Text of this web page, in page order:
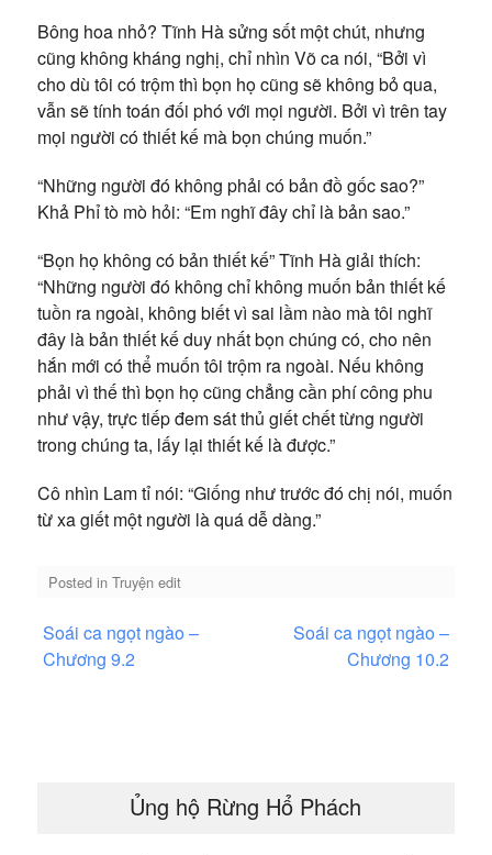
Bông hoa nhỏ? Tĩnh Hà sửng sốt một chút, nhưng
cũng không kháng nghị, chỉ nhìn Võ ca nói, “Bởi vì
cho dù tôi có trộm thì bọn họ cũng sẽ không bỏ qua,
vẫn sẽ tính toán đối phó với mọi người. Bởi vì trên tay
mọi người có thiết kế mà bọn chúng muốn.”
“Những người đó không phải có bản đồ gốc sao?”
Khả Phỉ tò mò hỏi: “Em nghĩ đây chỉ là bản sao.”
“Bọn họ không có bản thiết kế” Tĩnh Hà giải thích:
“Những người đó không chỉ không muốn bản thiết kế
tuồn ra ngoài, không biết vì sai lầm nào mà tôi nghĩ
đây là bản thiết kế duy nhất bọn chúng có, cho nên
hắn mới có thể muốn tôi trộm ra ngoài. Nếu không
phải vì thế thì bọn họ cũng chẳng cần phí công phu
như vậy, trực tiếp đem sát thủ giết chết từng người
trong chúng ta, lấy lại thiết kế là được.”
Cô nhìn Lam tỉ nói: “Giống như trước đó chị nói, muốn
từ xa giết một người là quá dễ dàng.”
Posted in Truyện edit
Điều
hướng
Soái ca ngọt ngào –
Chương 9.2
Soái ca ngọt ngào –
Chương 10.2
Ủng hộ Rừng Hổ Phách